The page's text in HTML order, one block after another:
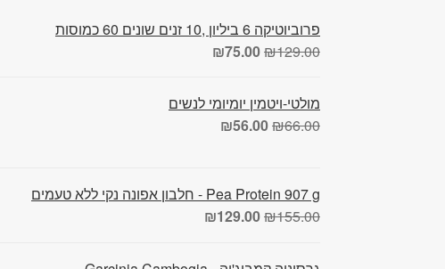
פרוביוטיקה 6 ביליון ,10 זנים שונים 60 כמוסות
₪129.00
₪75.00
מולטי-ויטמין יומיומי לנשים
₪66.00
₪56.00
Pea Protein 907 g - חלבון אפונה נקי ללא טעמים
₪155.00
₪129.00